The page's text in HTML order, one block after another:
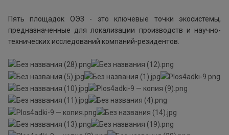
Пять площадок ОЭЗ - это ключевые точки экосистемы,
предназначенные для локализации производств и научно-
технических исследований компаний-резидентов.